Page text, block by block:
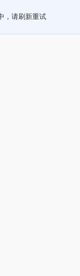
，请刷新重试